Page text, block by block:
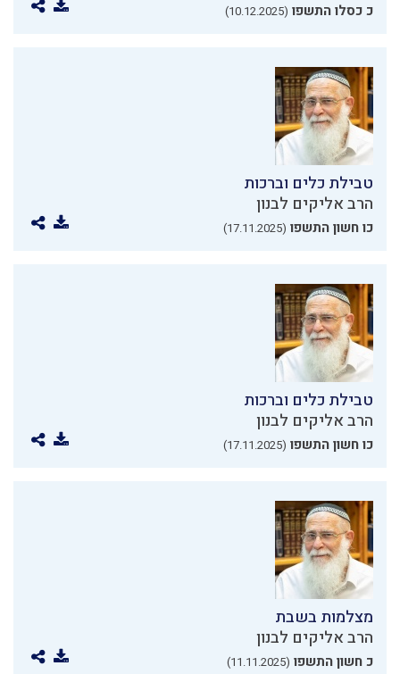
כ כסלו התשפו (10.12.2025)
טבילת כלים וברכות
הרב אליקים לבנון
כו חשון התשפו (17.11.2025)
טבילת כלים וברכות
הרב אליקים לבנון
כו חשון התשפו (17.11.2025)
מצלמות בשבת
הרב אליקים לבנון
כ חשון התשפו (11.11.2025)